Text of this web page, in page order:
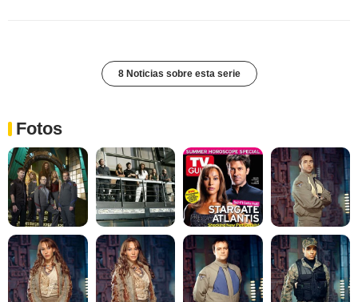
8 Noticias sobre esta serie
Fotos